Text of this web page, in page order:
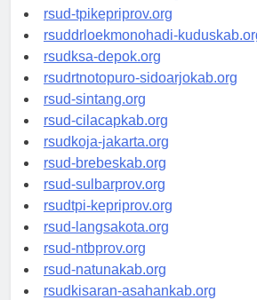
rsud-simeuluekab.org
rsud-tpikepriprov.org
rsuddrloekmonohadi-kuduskab.org
rsudksa-depok.org
rsudrtnotopuro-sidoarjokab.org
rsud-sintang.org
rsud-cilacapkab.org
rsudkoja-jakarta.org
rsud-brebeskab.org
rsud-sulbarprov.org
rsudtpi-kepriprov.org
rsud-langsakota.org
rsud-ntbprov.org
rsud-natunakab.org